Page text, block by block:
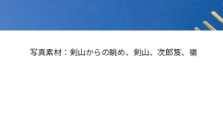
写真素材：剣山からの眺め、剣山、次郎笈、嶺